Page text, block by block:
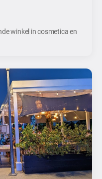
winkel in cosmetica en